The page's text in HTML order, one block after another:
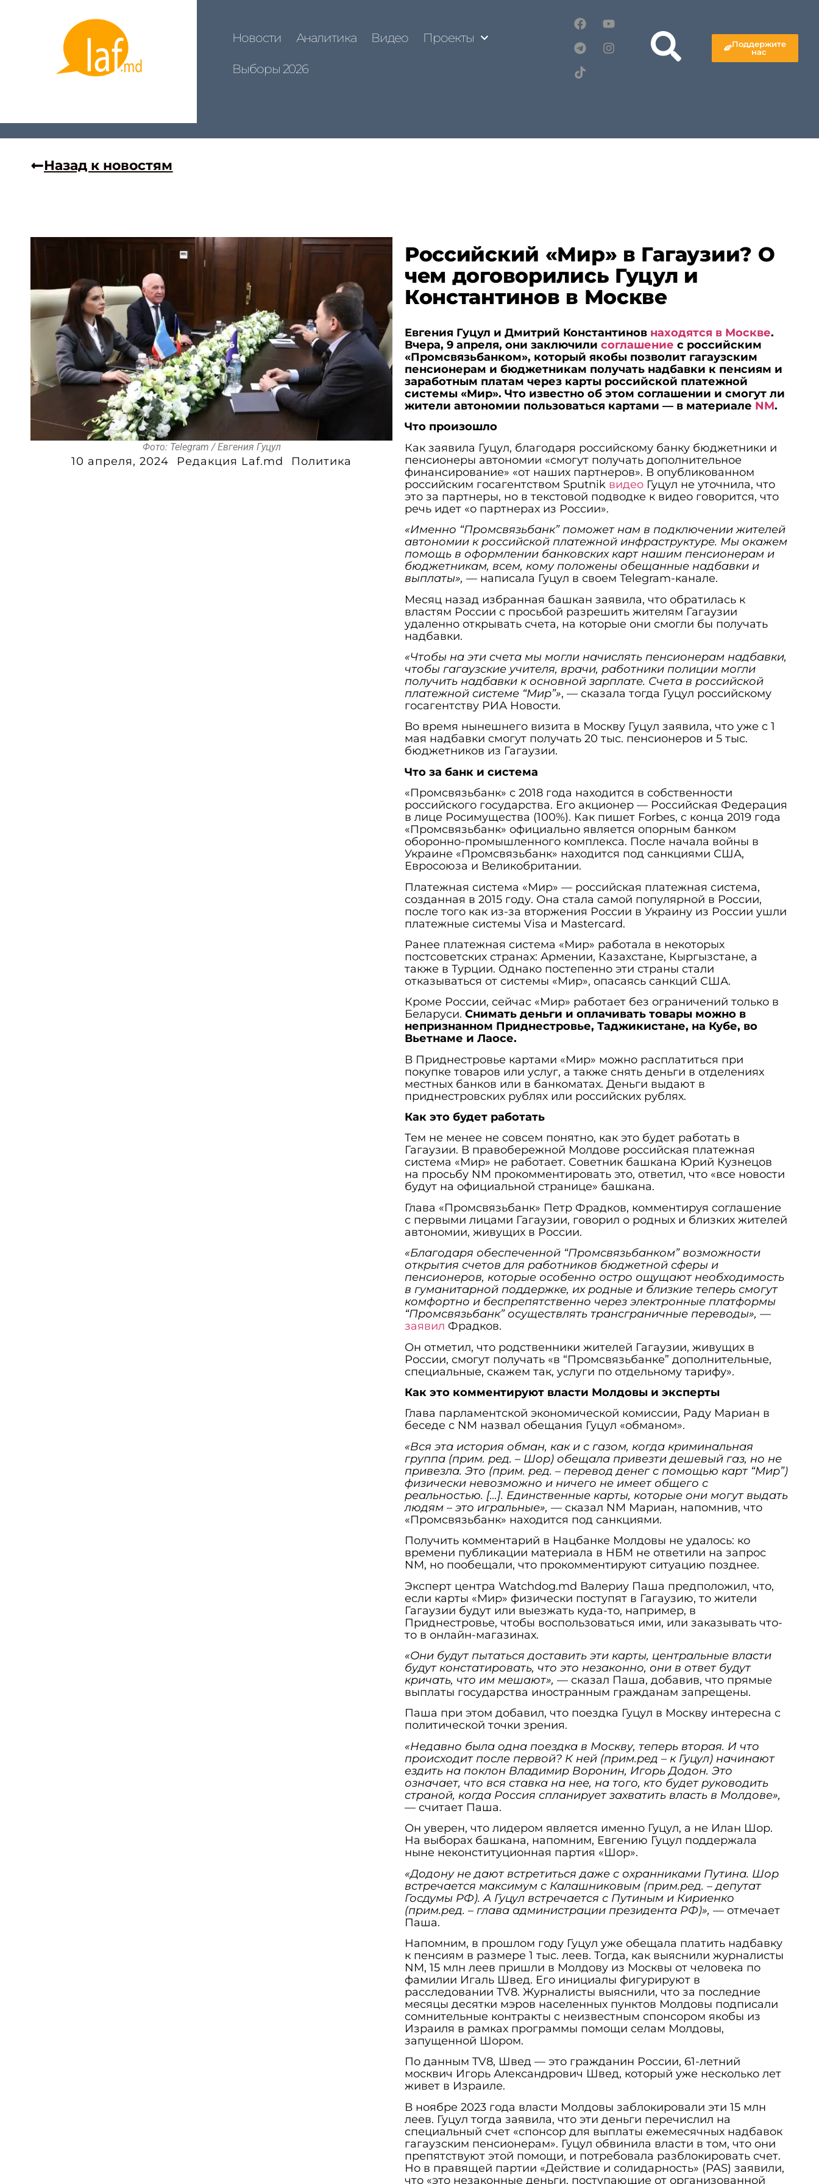
Новости Аналитика Видео Проекты
Выборы 2026
Поддержите
нас
Назад к новостям
Фото: Telegram / Евгения Гуцул
10 апреля, 2024 Редакция Laf.md Политика
Российский «Мир» в Гагаузии? О
чем договорились Гуцул и
Константинов в Москве
Евгения Гуцул и Дмитрий Константинов находятся в Москве.
Вчера, 9 апреля, они заключили соглашение с российским
«Промсвязьбанком», который якобы позволит гагаузским
пенсионерам и бюджетникам получать надбавки к пенсиям и
заработным платам через карты российской платежной
системы «Мир». Что известно об этом соглашении и смогут ли
жители автономии пользоваться картами — в материале NM.
Что произошло
Как заявила Гуцул, благодаря российскому банку бюджетники и
пенсионеры автономии «смогут получать дополнительное
финансирование» «от наших партнеров». В опубликованном
российским госагентством Sputnik видеоГуцул не уточнила, что
это за партнеры, но в текстовой подводке к видео говорится, что
речь идет «о партнерах из России».
«Именно “Промсвязьбанк” поможет нам в подключении жителей
автономии к российской платежной инфраструктуре. Мы окажем
помощь в оформлении банковских карт нашим пенсионерам и
бюджетникам, всем, кому положены обещанные надбавки и
выплаты», — написала Гуцул в своем Telegram-канале.
Месяц назад избранная башкан заявила, что обратилась к
властям России с просьбой разрешить жителям Гагаузии
удаленно открывать счета, на которые они смогли бы получать
надбавки.
«Чтобы на эти счета мы могли начислять пенсионерам надбавки,
чтобы гагаузские учителя, врачи, работники полиции могли
получить надбавки к основной зарплате. Счета в российской
платежной системе “Мир”», — сказала тогда Гуцул российскому
госагентству РИА Новости.
Во время нынешнего визита в Москву Гуцул заявила, что уже с 1
мая надбавки смогут получать 20 тыс. пенсионеров и 5 тыс.
бюджетников из Гагаузии.
Что за банк и система
«Промсвязьбанк» с 2018 года находится в собственности
российского государства. Его акционер — Российская Федерация
в лице Росимущества (100%). Как пишет Forbes, c конца 2019 года
«Промсвязьбанк» официально является опорным банком
оборонно-промышленного комплекса. После начала войны в
Украине «Промсвязьбанк» находится под санкциями США,
Евросоюза и Великобритании.
Платежная система «Мир» — российская платежная система,
созданная в 2015 году. Она стала самой популярной в России,
после того как из-за вторжения России в Украину из России ушли
платежные системы Visa и Mastercard.
Ранее платежная система «Мир» работала в некоторых
постсоветских странах: Армении, Казахстане, Кыргызстане, а
также в Турции. Однако постепенно эти страны стали
отказываться от системы «Мир», опасаясь санкций США.
Кроме России, сейчас «Мир» работает без ограничений только в
Беларуси. Снимать деньги и оплачивать товары можно в
непризнанном Приднестровье, Таджикистане, на Кубе, во
Вьетнаме и Лаосе.
В Приднестровье картами «Мир» можно расплатиться при
покупке товаров или услуг, а также снять деньги в отделениях
местных банков или в банкоматах. Деньги выдают в
приднестровских рублях или российских рублях.
Как это будет работать
Тем не менее не совсем понятно, как это будет работать в
Гагаузии. В правобережной Молдове российская платежная
система «Мир» не работает. Советник башкана Юрий Кузнецов
на просьбу NM прокомментировать это, ответил, что «все новости
будут на официальной странице» башкана.
Глава «Промсвязьбанк» Петр Фрадков, комментируя соглашение
с первыми лицами Гагаузии, говорил о родных и близких жителей
автономии, живущих в России.
«Благодаря обеспеченной “Промсвязьбанком” возможности
открытия счетов для работников бюджетной сферы и
пенсионеров, которые особенно остро ощущают необходимость
в гуманитарной поддержке, их родные и близкие теперь смогут
комфортно и беспрепятственно через электронные платформы
“Промсвязьбанк” осуществлять трансграничные переводы», —
заявил Фрадков.
Он отметил, что родственники жителей Гагаузии, живущих в
России, смогут получать «в “Промсвязьбанке” дополнительные,
специальные, скажем так, услуги по отдельному тарифу».
Как это комментируют власти Молдовы и эксперты
Глава парламентской экономической комиссии, Раду Мариан в
беседе с NM назвал обещания Гуцул «обманом».
«Вся эта история обман, как и с газом, когда криминальная
группа (прим. ред. – Шор) обещала привезти дешевый газ, но не
привезла. Это (прим. ред. – перевод денег с помощью карт “Мир”)
физически невозможно и ничего не имеет общего с
реальностью. […]. Единственные карты, которые они могут выдать
людям – это игральные», — сказал NM Мариан, напомнив, что
«Промсвязьбанк» находится под санкциями.
Получить комментарий в Нацбанке Молдовы не удалось: ко
времени публикации материала в НБМ не ответили на запрос
NM, но пообещали, что прокомментируют ситуацию позднее.
Эксперт центра Watchdog.md Валериу Паша предположил, что,
если карты «Мир» физически поступят в Гагаузию, то жители
Гагаузии будут или выезжать куда-то, например, в
Приднестровье, чтобы воспользоваться ими, или заказывать что-
то в онлайн-магазинах.
«Они будут пытаться доставить эти карты, центральные власти
будут констатировать, что это незаконно, они в ответ будут
кричать, что им мешают», — сказал Паша, добавив, что прямые
выплаты государства иностранным гражданам запрещены.
Паша при этом добавил, что поездка Гуцул в Москву интересна с
политической точки зрения.
«Недавно была одна поездка в Москву, теперь вторая. И что
происходит после первой? К ней (прим.ред – к Гуцул) начинают
ездить на поклон Владимир Воронин, Игорь Додон. Это
означает, что вся ставка на нее, на того, кто будет руководить
страной, когда Россия спланирует захватить власть в Молдове»,
— считает Паша.
Он уверен, что лидером является именно Гуцул, а не Илан Шор.
На выборах башкана, напомним, Евгению Гуцул поддержала
ныне неконституционная партия «Шор».
«Додону не дают встретиться даже с охранниками Путина. Шор
встречается максимум с Калашниковым (прим.ред. – депутат
Госдумы РФ). А Гуцул встречается с Путиным и Кириенко
(прим.ред. – глава администрации президента РФ)», — отмечает
Паша.
Напомним, в прошлом году Гуцул уже обещала платить надбавку
к пенсиям в размере 1 тыс. леев. Тогда, как выяснили журналисты
NM, 15 млн леев пришли в Молдову из Москвы от человека по
фамилии Игаль Швед. Его инициалы фигурируют в
расследовании TV8. Журналисты выяснили, что за последние
месяцы десятки мэров населенных пунктов Молдовы подписали
сомнительные контракты c неизвестным спонсором якобы из
Израиля в рамках программы помощи селам Молдовы,
запущенной Шором.
По данным TV8, Швед — это гражданин России, 61-летний
москвич Игорь Александрович Швед, который уже несколько лет
живет в Израиле.
В ноябре 2023 года власти Молдовы заблокировали эти 15 млн
леев. Гуцул тогда заявила, что эти деньги перечислил на
специальный счет «спонсор для выплаты ежемесячных надбавок
гагаузским пенсионерам». Гуцул обвинила власти в том, что они
препятствуют этой помощи, и потребовала разблокировать счет.
Но в правящей партии «Действие и солидарность» (PAS) заявили,
что «это незаконные деньги, поступающие от организованной